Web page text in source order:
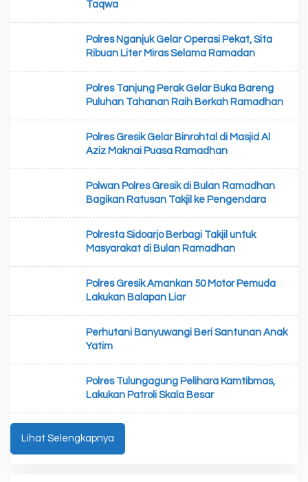
Taqwa
Polres Nganjuk Gelar Operasi Pekat, Sita
Ribuan Liter Miras Selama Ramadan
Polres Tanjung Perak Gelar Buka Bareng
Puluhan Tahanan Raih Berkah Ramadhan
Polres Gresik Gelar Binrohtal di Masjid Al
Aziz Maknai Puasa Ramadhan
Polwan Polres Gresik di Bulan Ramadhan
Bagikan Ratusan Takjil ke Pengendara
Polresta Sidoarjo Berbagi Takjil untuk
Masyarakat di Bulan Ramadhan
Polres Gresik Amankan 50 Motor Pemuda
Lakukan Balapan Liar
Perhutani Banyuwangi Beri Santunan Anak
Yatim
Polres Tulungagung Pelihara Kamtibmas,
Lakukan Patroli Skala Besar
Lihat Selengkapnya